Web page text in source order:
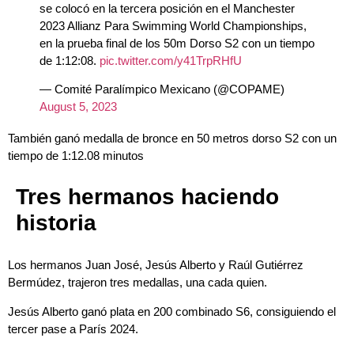
se colocó en la tercera posición en el Manchester
2023 Allianz Para Swimming World Championships,
en la prueba final de los 50m Dorso S2 con un tiempo
de 1:12:08. pic.twitter.com/y41TrpRHfU
— Comité Paralímpico Mexicano (@COPAME)
August 5, 2023
También ganó medalla de bronce en 50 metros dorso S2 con un
tiempo de 1:12.08 minutos
Tres hermanos haciendo
historia
Los hermanos Juan José, Jesús Alberto y Raúl Gutiérrez
Bermúdez, trajeron tres medallas, una cada quien.
Jesús Alberto ganó plata en 200 combinado S6, consiguiendo el
tercer pase a París 2024.